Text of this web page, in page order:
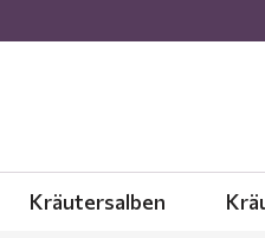
Kräutersalben